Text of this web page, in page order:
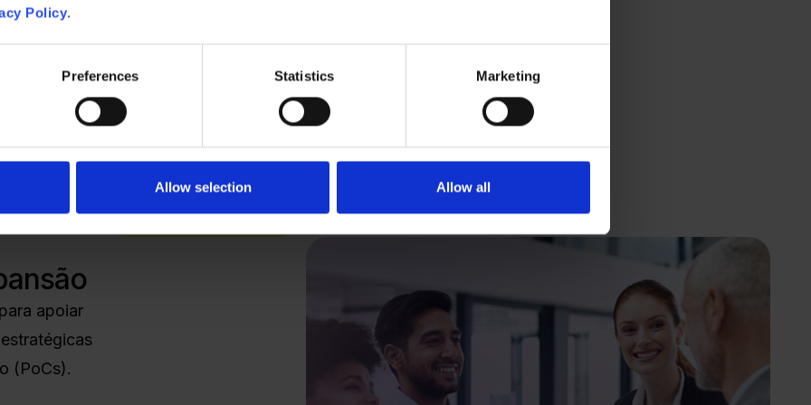
Policy.
Preferences Statistics Marketing
Allow selection Allow all
ainda maior
Com sua
de dar suporte
a
(POC) em
Entre em contato
apoiar
(PoCs).